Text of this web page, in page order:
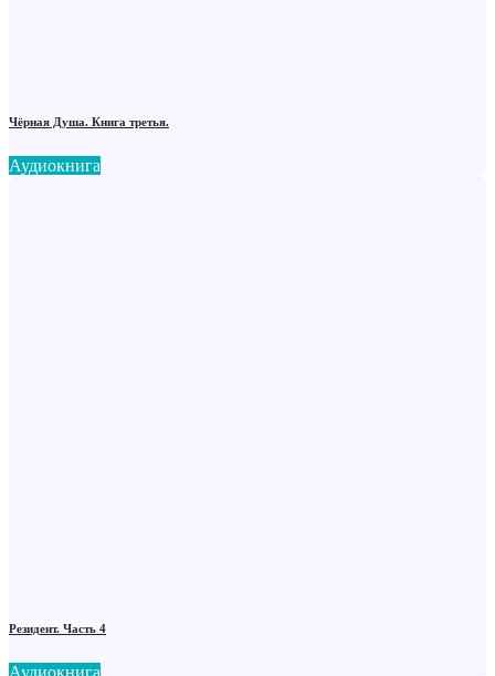
Чёрная Душа. Книга третья.
Аудиокнига
Резидент. Часть 4